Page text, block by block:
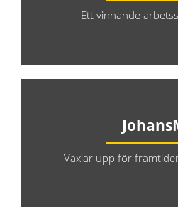
Ett vinnande
Växlar upp för